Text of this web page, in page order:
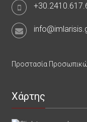
Προστασία
Χάρτης